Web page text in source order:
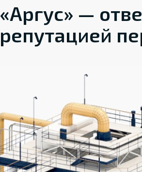
«Аргус» —
репутацией